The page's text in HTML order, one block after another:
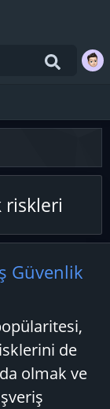
riskleri
Güvenlik
de
olmak ve